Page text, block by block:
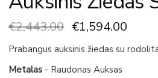
€2,443.00 €1,594.00
Prabangus auksinis žiedas su
Metalas- Raudonas Auksas
Su
Rodolitais